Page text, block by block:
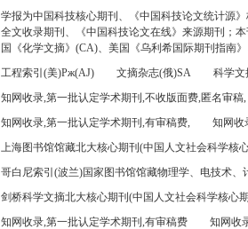
学报为中国科技核心期刊、《中国科技论文统计源
全文收录期刊、《中国科技论文在线》来源期刊；
国《化学文摘》(CA)、美国《乌利希国际期刊指南
工程索引(美)Pж(AJ)
文摘杂志(俄)SA 科学文
知网收录,第一批认定学术期刊,不收版面费,匿名审稿,
知网收录,第一批认定学术期刊,有审稿费,
知网收
上海图书馆馆藏北大核心期刊(中国人文社会科学核
哥白尼索引(波兰)国家图书馆馆藏物理学、电技术
剑桥科学文摘北大核心期刊(中国人文社会科学核心
知网收录,第一批认定学术期刊,有审稿费
知网收